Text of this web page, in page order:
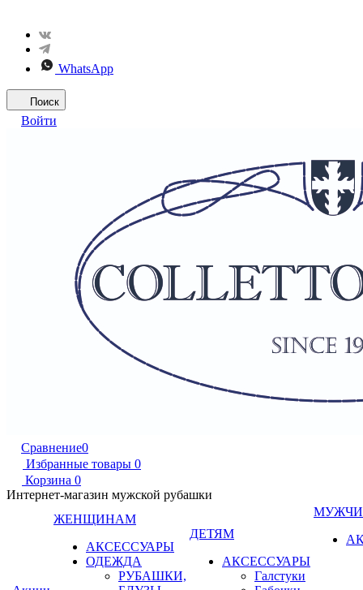
WhatsApp
Поиск
Войти
Сравнение0
Избранные товары 0
Корзина 0
Интернет-магазин мужской рубашки
ЖЕНЩИНАМ
АКСЕССУАРЫ
ОДЕЖДА
РУБАШКИ,
ДЕТЯМ
АКСЕССУАРЫ
Галстуки